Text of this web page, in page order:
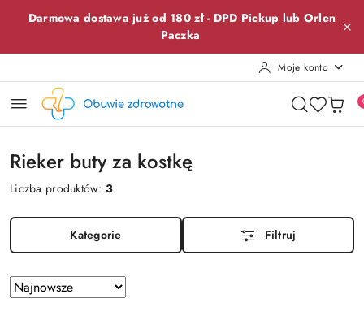
Przejdź do treści głównej
Przejdź do wyszukiwarki
Przejdź do moje konto
Przejdź do menu głównego
Przejdź do stopki
Darmowa dostawa już od 180 zł - DPD Pickup lub Orlen
Paczka
Moje konto
Rieker buty za kostkę
Liczba produktów:3
Kategorie Filtruj
Zastosowano
sortowanie:
Sortuj
według